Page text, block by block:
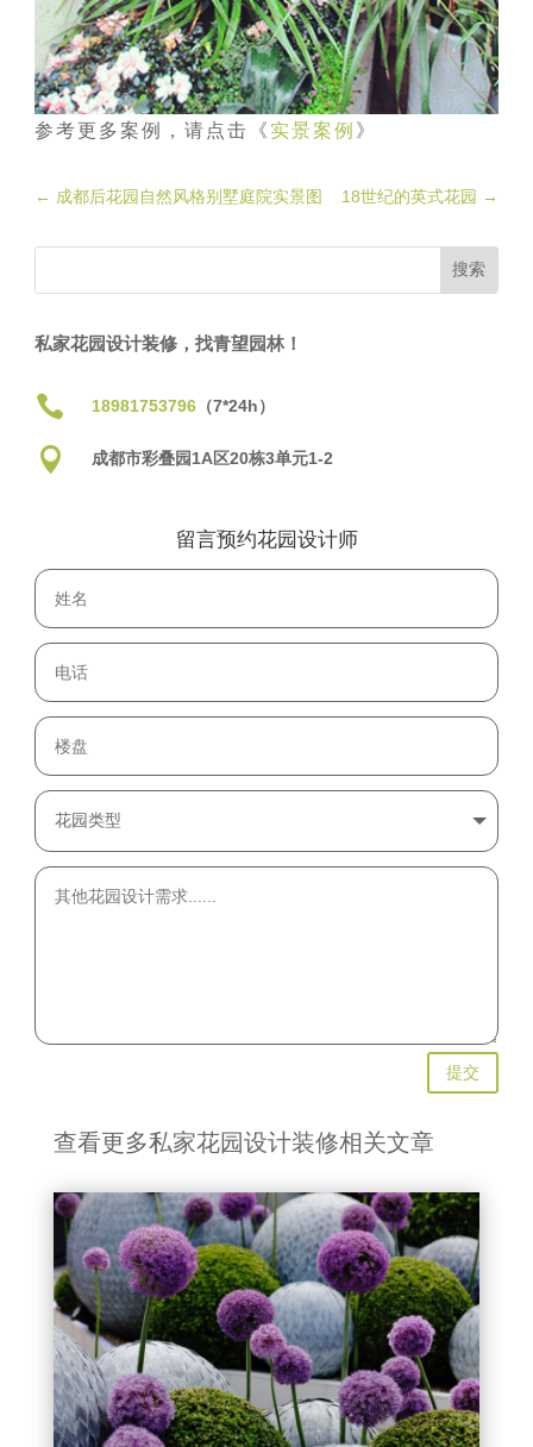
参考更多案例，请点击《 实景案例 》
← 成都后花园自然风格别墅庭院实景图 18世纪的英式花园 →
私家花园设计装修，找青望园林！
 18981753796（7*24h）
 成都市彩叠园1A区20栋3单元1-2
留言预约花园设计师
提交
查看更多私家花园设计装修相关文章